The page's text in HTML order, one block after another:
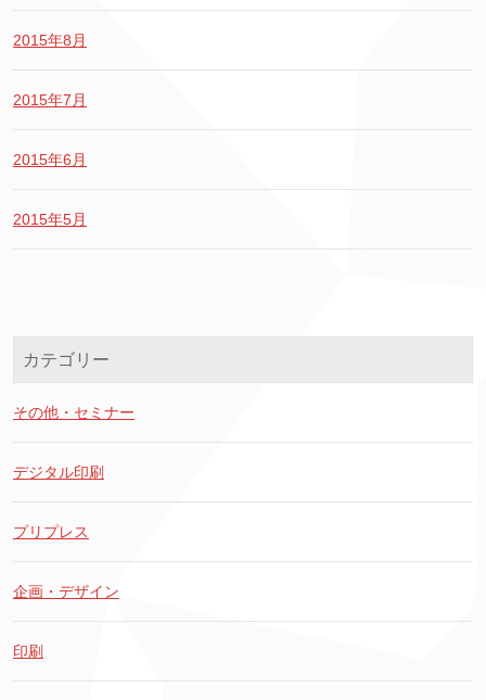
2015年8月
2015年7月
2015年6月
2015年5月
カテゴリー
その他・セミナー
デジタル印刷
プリプレス
企画・デザイン
印刷